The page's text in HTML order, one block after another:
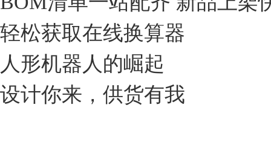
轻松获取在线换算器
人形机器人的崛起
设计你来，供货有我